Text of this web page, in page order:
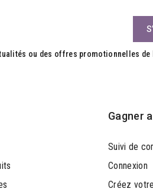
ou des offres promotionnelles de
Gagner
Suivi de
Connexion
Créez